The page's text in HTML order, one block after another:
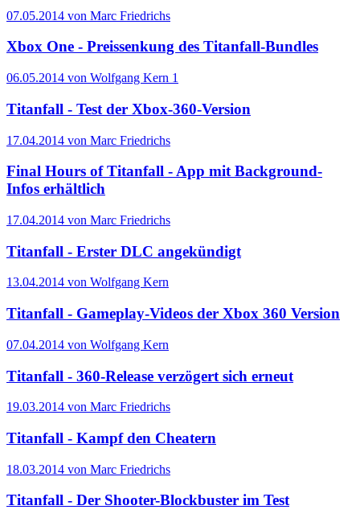
07.05.2014 von Marc Friedrichs
Xbox One - Preissenkung des Titanfall-Bundles
06.05.2014 von Wolfgang Kern 1
Titanfall - Test der Xbox-360-Version
17.04.2014 von Marc Friedrichs
Final Hours of Titanfall - App mit Background-
Infos erhältlich
17.04.2014 von Marc Friedrichs
Titanfall - Erster DLC angekündigt
13.04.2014 von Wolfgang Kern
Titanfall - Gameplay-Videos der Xbox 360 Version
07.04.2014 von Wolfgang Kern
Titanfall - 360-Release verzögert sich erneut
19.03.2014 von Marc Friedrichs
Titanfall - Kampf den Cheatern
18.03.2014 von Marc Friedrichs
Titanfall - Der Shooter-Blockbuster im Test